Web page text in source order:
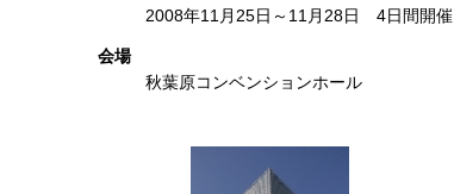
2008年11月25日～11月28日 4日間開催
会場
秋葉原コンベンションホール